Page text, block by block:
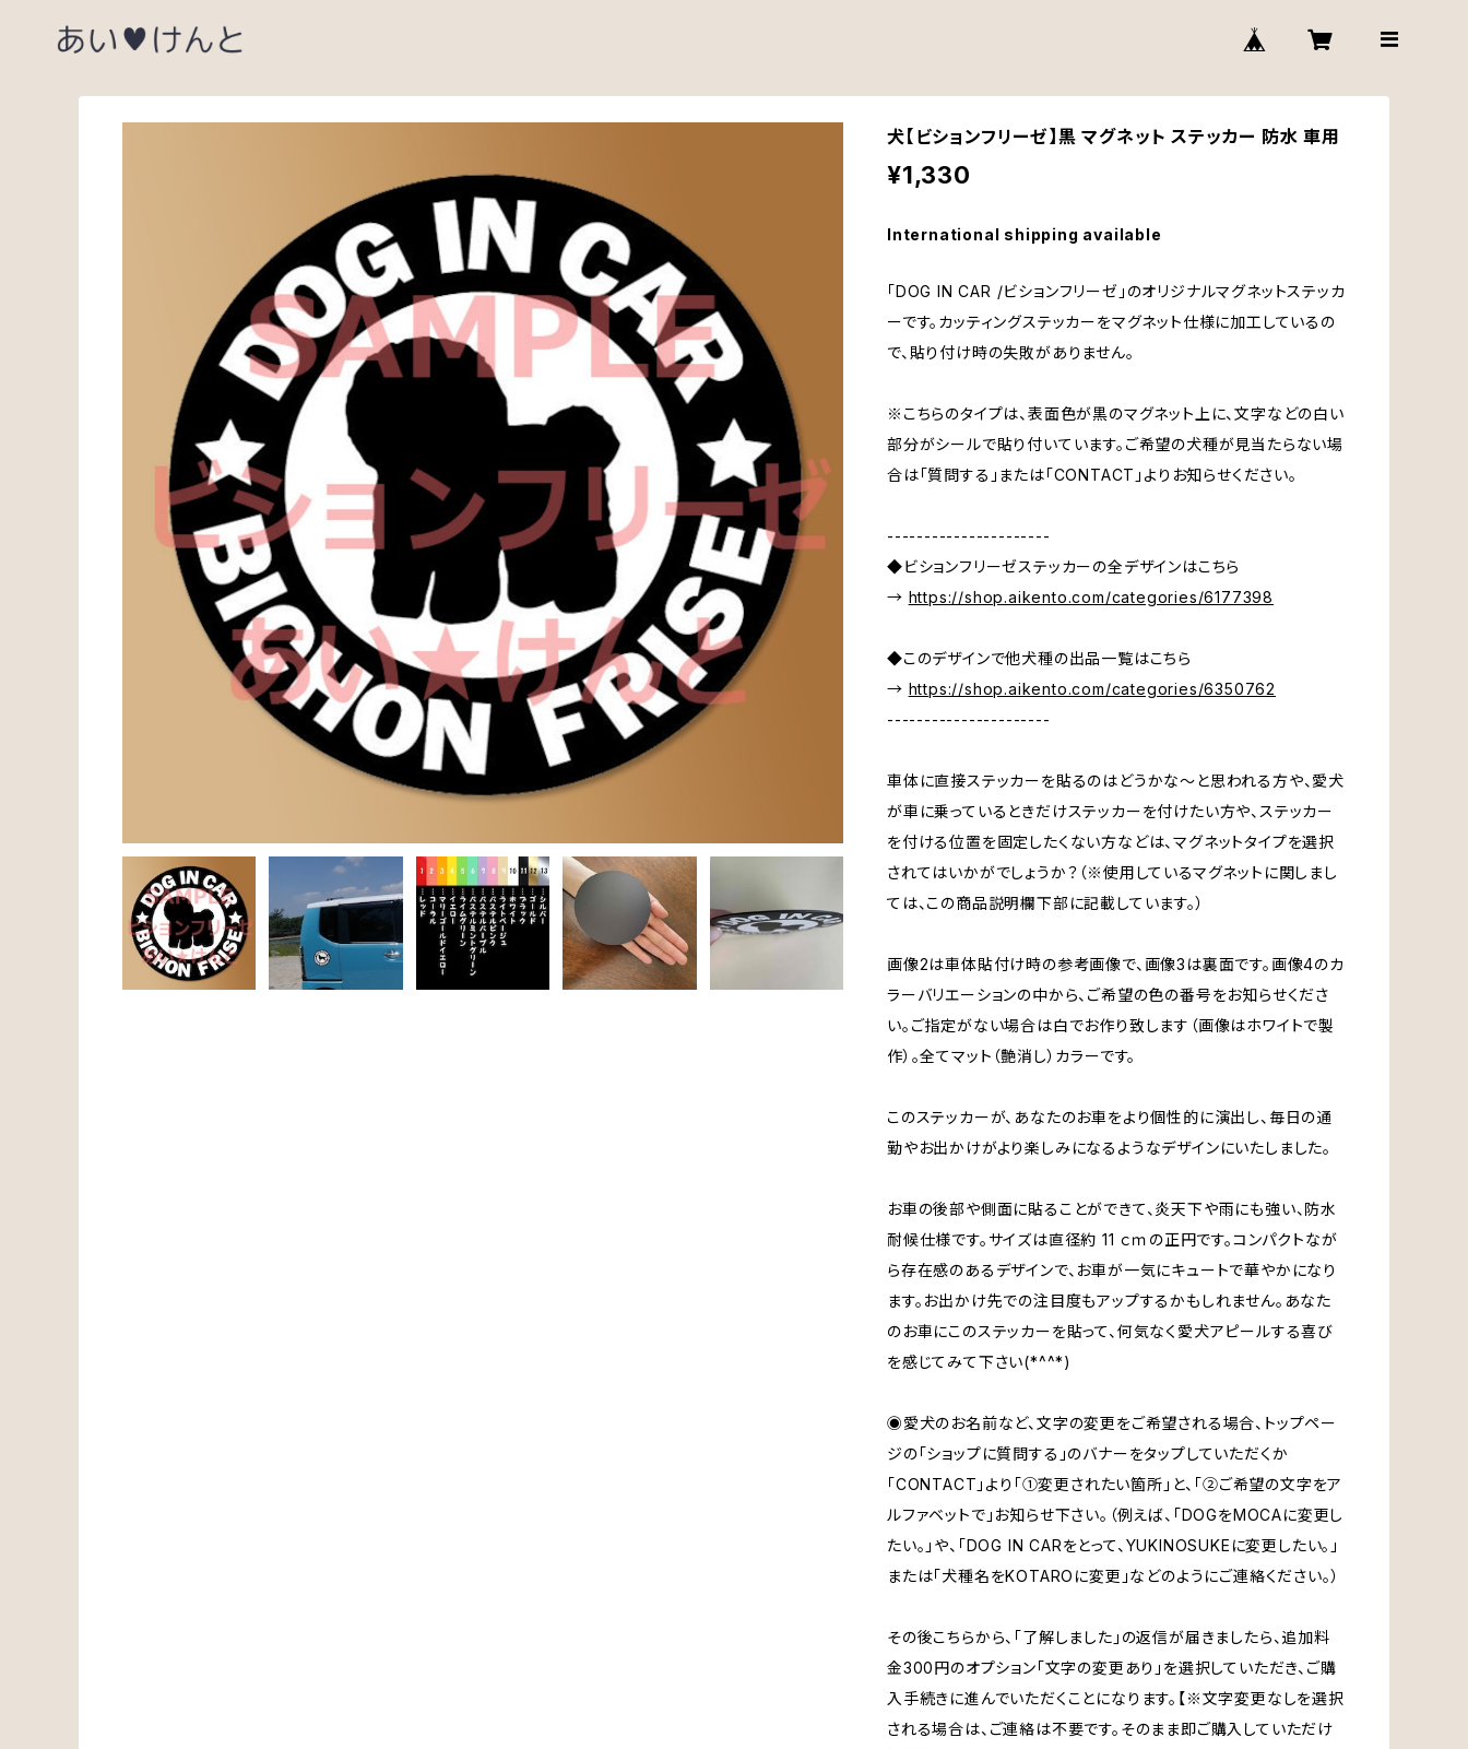
犬【ビションフリーゼ】黒 マグネット ステッカー 防水 車用
¥1,330
International shipping available
「DOG IN CAR /ビションフリーゼ」のオリジナルマグネットステッカ
ーです。カッティングステッカーをマグネット仕様に加工しているの
で、貼り付け時の失敗がありません。
※こちらのタイプは、表面色が黒のマグネット上に、文字などの白い
部分がシールで貼り付いています。ご希望の犬種が見当たらない場
合は「質問する」または「CONTACT」よりお知らせください。
----------------------
◆ビションフリーゼステッカーの全デザインはこちら
→ https://shop.aikento.com/categories/6177398
◆このデザインで他犬種の出品一覧はこちら
→ https://shop.aikento.com/categories/6350762
----------------------
車体に直接ステッカーを貼るのはどうかな～と思われる方や、愛犬
が車に乗っているときだけステッカーを付けたい方や、ステッカー
を付ける位置を固定したくない方などは、マグネットタイプを選択
されてはいかがでしょうか？（※使用しているマグネットに関しまし
ては、この商品説明欄下部に記載しています。）
画像2は車体貼付け時の参考画像で、画像3は裏面です。画像4のカ
ラーバリエーションの中から、ご希望の色の番号をお知らせくださ
い。ご指定がない場合は白でお作り致します（画像はホワイトで製
作）。全てマット（艶消し）カラーです。
このステッカーが、あなたのお車をより個性的に演出し、毎日の通
勤やお出かけがより楽しみになるようなデザインにいたしました。
お車の後部や側面に貼ることができて、炎天下や雨にも強い、防水
耐候仕様です。サイズは直径約 11 ｃｍの正円です。コンパクトなが
ら存在感のあるデザインで、お車が一気にキュートで華やかになり
ます。お出かけ先での注目度もアップするかもしれません。あなた
のお車にこのステッカーを貼って、何気なく愛犬アピールする喜び
を感じてみて下さい(*^^*)
◉愛犬のお名前など、文字の変更をご希望される場合、トップペー
ジの「ショップに質問する」のバナーをタップしていただくか
「CONTACT」より「①変更されたい箇所」と、「②ご希望の文字をア
ルファベットで」お知らせ下さい。（例えば、「DOGをMOCAに変更し
たい。」や、「DOG IN CARをとって、YUKINOSUKEに変更したい。」
または「犬種名をKOTAROに変更」などのようにご連絡ください。）
その後こちらから、「了解しました」の返信が届きましたら、追加料
金300円のオプション「文字の変更あり」を選択していただき、ご購
入手続きに進んでいただくことになります。【※文字変更なしを選択
される場合は、ご連絡は不要です。そのまま即ご購入していただけ